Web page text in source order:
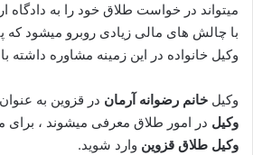
میتواند در خواست طلاق خود را به دادگاه
با چالش های مالی زیادی روبرو میشود که
وکیل خانواده در این زمینه مشاوره داشته
وکیل خانم رضوانه آرمان در قزوین به
وکیل در امور طلاق معرفی میشوند ،
وکیل طلاق قزوین وارد شوید.